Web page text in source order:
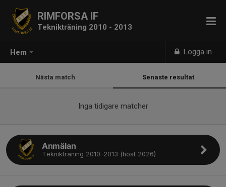
Hem Logga in
RIMFORSA IF
Teknikträning 2010 - 2013
Nästa match Senaste resultat
Inga tidigare matcher
Anmälan
Teknikträning 2010-2013 (höst 2026)